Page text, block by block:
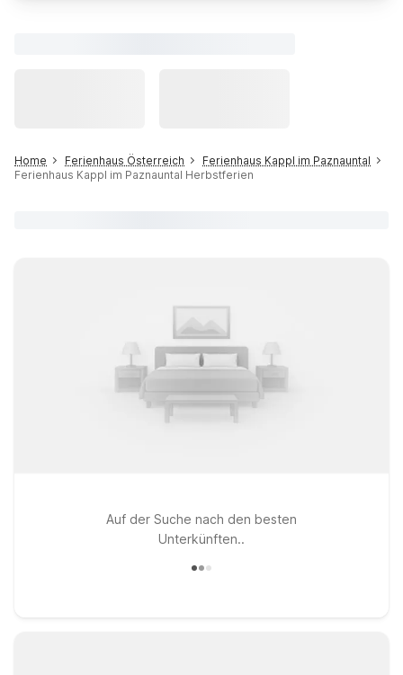
Home Ferienhaus Österreich
Ferienhaus Kappl im Paznauntal
Ferienhaus Kappl im Paznauntal Herbstferien
Auf der Suche nach den besten
Unterkünften..